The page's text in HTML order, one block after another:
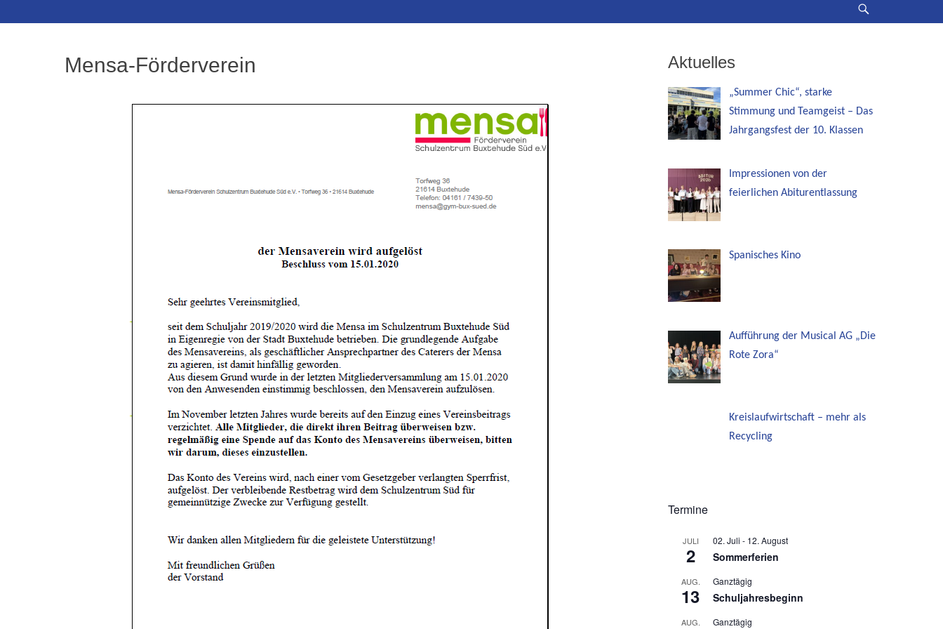
Mensa-Förderverein Aktuelles
„Summer Chic“, starke
Stimmung und Teamgeist – Das
Jahrgangsfest der 10. Klassen
Impressionen von der
feierlichen Abiturentlassung
Spanisches Kino
Aufführung der Musical AG „Die
Rote Zora“
Kreislaufwirtschaft – mehr als
Recycling
Termine
JULI
2
02. Juli - 12. August
Sommerferien
AUG.
13
Ganztägig
Schuljahresbeginn
AUG. Ganztägig